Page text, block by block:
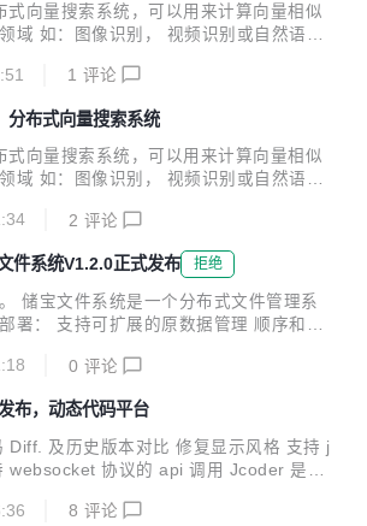
式向量搜索系统，可以用来计算向量相似
域 如：图像识别， 视频识别或自然语言
似 Elasticsearch 的 Restful API 可以方便
支持 Mmap 和 RocksDB 两种类型，原
）合并到了 Mmap 类型中 2.
数值及标签索引 3. 集成了视频直播流人
1 评论
布，分布式向量搜索系统
式向量搜索系统，可以用来计算向量相似
域 如：图像识别， 视频识别或自然语言
似 Elasticsearch 的 Restful API 可以方便
行管理查询等工作。 架构：
2 评论
件系统V1.2.0正式发布 拒绝
储宝文件系统是一个分布式文件管理系
署： 支持可扩展的原数据管理 顺序和随
POSIX兼容 更多信息参见 SIGMOD 2019
0 评论
布，动态代码平台
Diff. 及历史版本对比 修复显示风格 支持 j
websocket 协议的 api 调用 Jcoder 是一
的依赖 jar 包，在不停止服务的情况下修
8 评论